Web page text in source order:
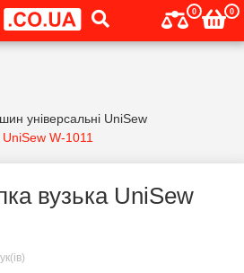
0 0
універсальні UniSew
W-1011
вузька UniSew